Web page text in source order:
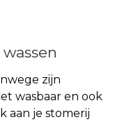
zijn
wasbaar en ook
aan je stomerij